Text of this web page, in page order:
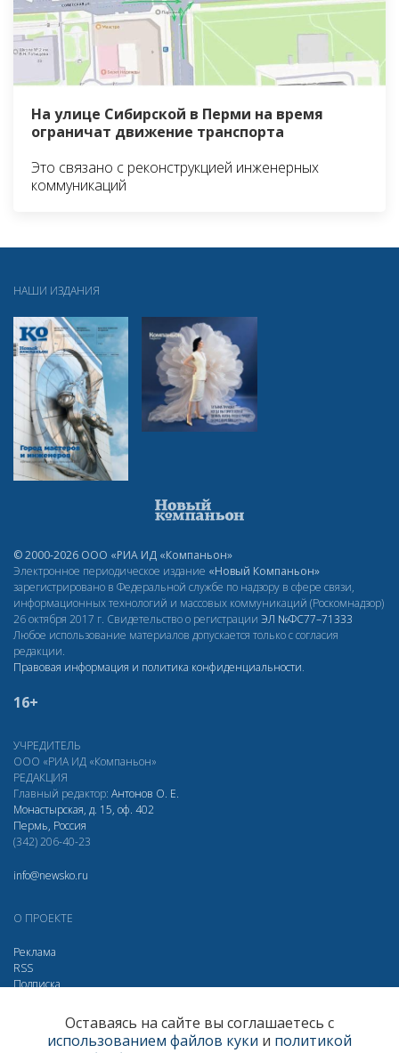
На улице Сибирской в Перми на время
ограничат движение транспорта
Это связано с реконструкцией инженерных
коммуникаций
НАШИ ИЗДАНИЯ
© 2000-2026 ООО «РИА ИД «Компаньон»
Электронное периодическое издание «Новый Компаньон»
зарегистрировано в Федеральной службе по надзору в сфере связи,
информационных технологий и массовых коммуникаций (Роскомнадзор)
26 октября 2017 г. Свидетельство о регистрации ЭЛ №ФС77–71333
Любое использование материалов допускается только с согласия
редакции.
Правовая информация и политика конфиденциальности.
16+
УЧРЕДИТЕЛЬ
ООО «РИА ИД «Компаньон»
РЕДАКЦИЯ
Главный редактор: Антонов О. Е.
Монастырская, д. 15, оф. 402
Пермь, Россия
(342) 206-40-23
info@newsko.ru
О ПРОЕКТЕ
Реклама
RSS
Подписка
Одноклассники
Яндекс.Метрика за 30 дней
Оставаясь на сайте вы соглашаетесь с
использованием файлов куки и политикой